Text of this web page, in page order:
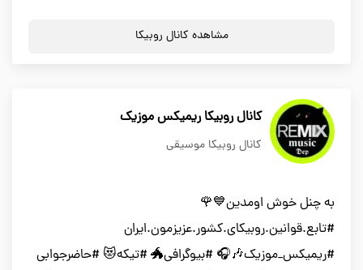
مشاهده کانال روبیکا
کانال روبیکا ریمیکس موزیک
کانال روبیکا موسیقی
به چنل خوش اومدین💙🌹
#تابع.قوانین.روبیکای.کشور.عزیزمون.ایران
#ریمیکس_موزیک🎶🎧 #بیوگرافی🐲 #تیکه😻 #حاضرجوابی